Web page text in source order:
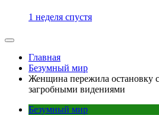
1 неделя спустя
Главная
Безумный мир
Женщина пережила остановку
загробными видениями
Безумный мир